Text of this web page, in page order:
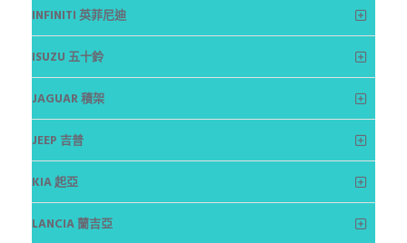
INFINITI 英菲尼迪
ISUZU 五十鈴
JAGUAR 積架
JEEP 吉普
KIA 起亞
LANCIA 蘭吉亞